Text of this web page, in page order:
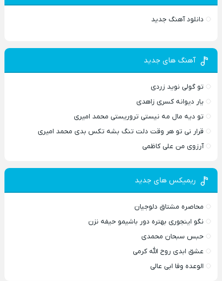
دانلود آهنگ جدید
آهنگ های جدید
تو گولی نوید زردی
یار دیوانه کسری زاهدی
تو دیه مال مه نیستی تروریستی محمد امیری
قرار نی تو هر وقت دلت تنگ بشه تکس بدی محمد امیری
آرزوی من علی کاظمی
ریمیکس های جدید
محاصره مشتاق دلوجیان
نگو اینجوری بهتره دور باشیمو حیفه نزن
حبس سبحان محمدی
عشق ابدی روح الله کرمی
الوعده وفا ابی عالی